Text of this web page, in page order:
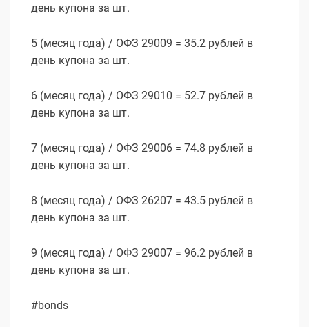
день купона за шт.
5 (месяц года) / ОФЗ 29009 = 35.2 рублей в
день купона за шт.
6 (месяц года) / ОФЗ 29010 = 52.7 рублей в
день купона за шт.
7 (месяц года) / ОФЗ 29006 = 74.8 рублей в
день купона за шт.
8 (месяц года) / ОФЗ 26207 = 43.5 рублей в
день купона за шт.
9 (месяц года) / ОФЗ 29007 = 96.2 рублей в
день купона за шт.
#bonds